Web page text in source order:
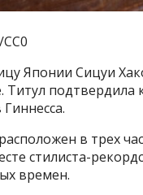
Японии Сицуи
подтвердила
в трех
стилиста-
времен.